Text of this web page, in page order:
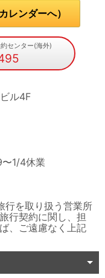
レンダーへ）
センター(海外)
ル4F
1/4休業
行を取り扱う営業所
行契約に関し、担
、ご遠慮なく上記